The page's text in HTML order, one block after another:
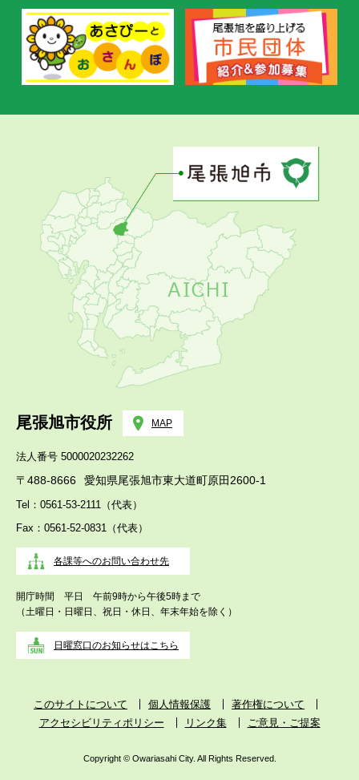
尾張旭市役所 MAP
法人番号 5000020232262
〒488-8666 愛知県尾張旭市東大道町原田2600-1
Tel：0561-53-2111（代表）
Fax：0561-52-0831（代表）
各課等へのお問い合わせ先
開庁時間 平日 午前9時から午後5時まで
（土曜日・日曜日、祝日・休日、年末年始を除く）
日曜窓口のお知らせはこちら
このサイトについて 個人情報保護
著作権について
アクセシビリティポリシー
リンク集 ご意見・ご提案
Copyright © Owariasahi City. All Rights Reserved.